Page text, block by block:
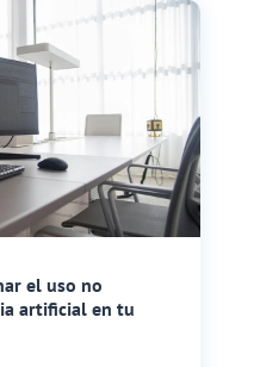
el uso no
artificial en tu